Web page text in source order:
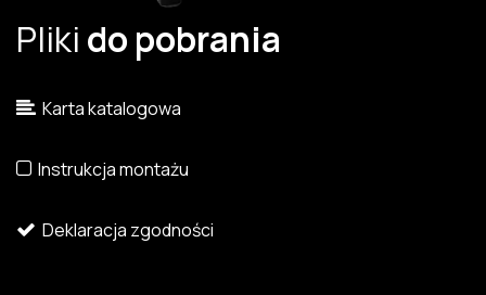
Pliki do pobrania
Karta katalogowa
Instrukcja montażu
Deklaracja zgodności